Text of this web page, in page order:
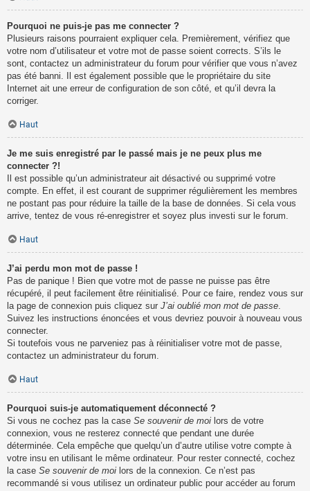
Pourquoi ne puis-je pas me connecter ?
Plusieurs raisons pourraient expliquer cela. Premièrement, vérifiez que
votre nom d’utilisateur et votre mot de passe soient corrects. S’ils le
sont, contactez un administrateur du forum pour vérifier que vous n’avez
pas été banni. Il est également possible que le propriétaire du site
Internet ait une erreur de configuration de son côté, et qu’il devra la
corriger.
Haut
Je me suis enregistré par le passé mais je ne peux plus me
connecter ?!
Il est possible qu’un administrateur ait désactivé ou supprimé votre
compte. En effet, il est courant de supprimer régulièrement les membres
ne postant pas pour réduire la taille de la base de données. Si cela vous
arrive, tentez de vous ré-enregistrer et soyez plus investi sur le forum.
Haut
J’ai perdu mon mot de passe !
Pas de panique ! Bien que votre mot de passe ne puisse pas être
récupéré, il peut facilement être réinitialisé. Pour ce faire, rendez vous sur
la page de connexion puis cliquez sur J’ai oublié mon mot de passe.
Suivez les instructions énoncées et vous devriez pouvoir à nouveau vous
connecter.
Si toutefois vous ne parveniez pas à réinitialiser votre mot de passe,
contactez un administrateur du forum.
Haut
Pourquoi suis-je automatiquement déconnecté ?
Si vous ne cochez pas la case Se souvenir de moi lors de votre
connexion, vous ne resterez connecté que pendant une durée
déterminée. Cela empêche que quelqu’un d’autre utilise votre compte à
votre insu en utilisant le même ordinateur. Pour rester connecté, cochez
la case Se souvenir de moi lors de la connexion. Ce n’est pas
recommandé si vous utilisez un ordinateur public pour accéder au forum